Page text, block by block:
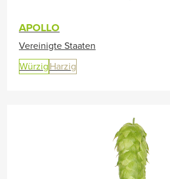
APOLLO
Vereinigte Staaten
Würzig Harzig